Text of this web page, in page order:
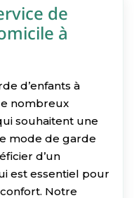
de
à
d’enfants à
nombreux
souhaitent une
mode de garde
d’un
est essentiel pour
Notre